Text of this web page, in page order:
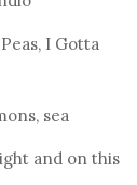
I Gotta
sea
and on this